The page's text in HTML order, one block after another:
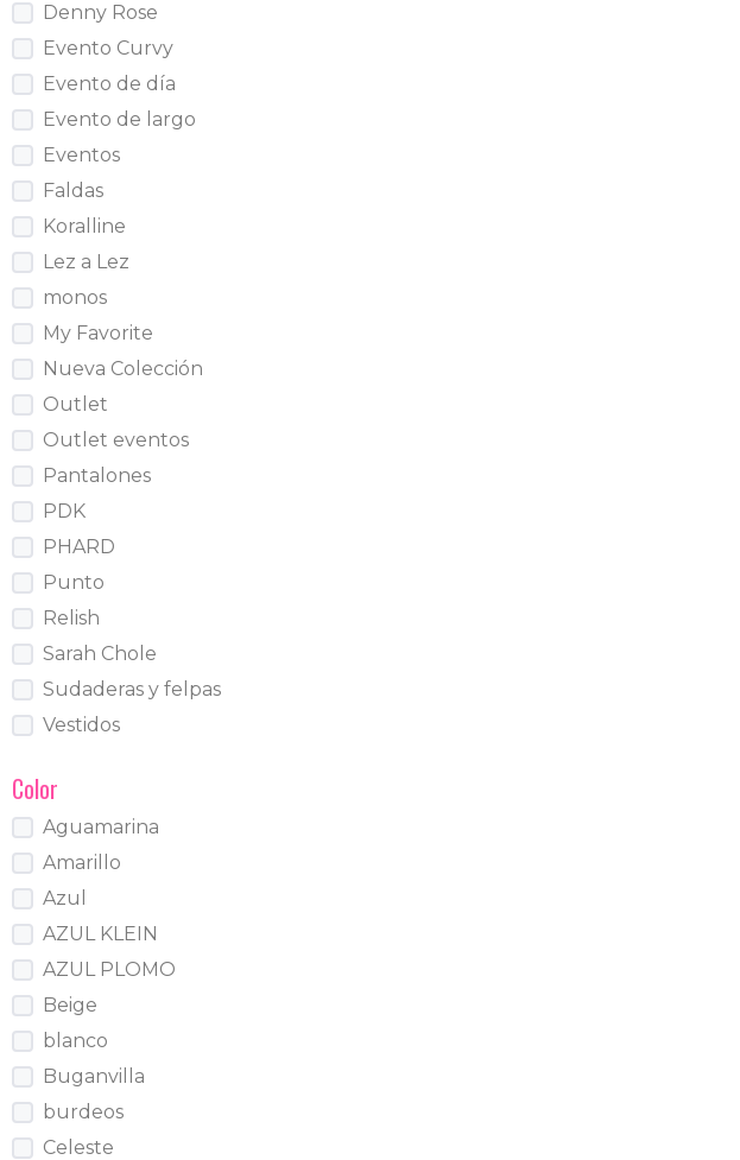
Denny Rose
Evento Curvy
Evento de día
Evento de largo
Eventos
Faldas
Koralline
Lez a Lez
monos
My Favorite
Nueva Colección
Outlet
Outlet eventos
Pantalones
PDK
PHARD
Punto
Relish
Sarah Chole
Sudaderas y felpas
Vestidos
Color
Aguamarina
Amarillo
Azul
AZUL KLEIN
AZUL PLOMO
Beige
blanco
Buganvilla
burdeos
Celeste